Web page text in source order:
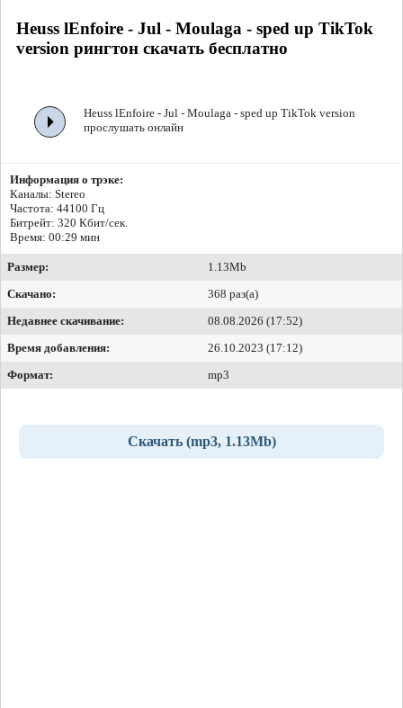
Heuss lEnfoirе - Jul - Moulaga - sped up TikTok
version рингтон скачать бесплатно
Heuss lEnfoirе - Jul - Moulaga - sped up TikTok version
прослушать онлайн
Информация о трэке:
Каналы: Stereo
Частота: 44100 Гц
Битрейт: 320 Кбит/сек.
Время: 00:29 мин
Размер:
1.13Mb
Скачано:
368 раз(а)
Недавнее скачивание:
08.08.2026 (17:52)
Время добавления:
26.10.2023 (17:12)
Формат:
mp3
Скачать (mp3, 1.13Mb)